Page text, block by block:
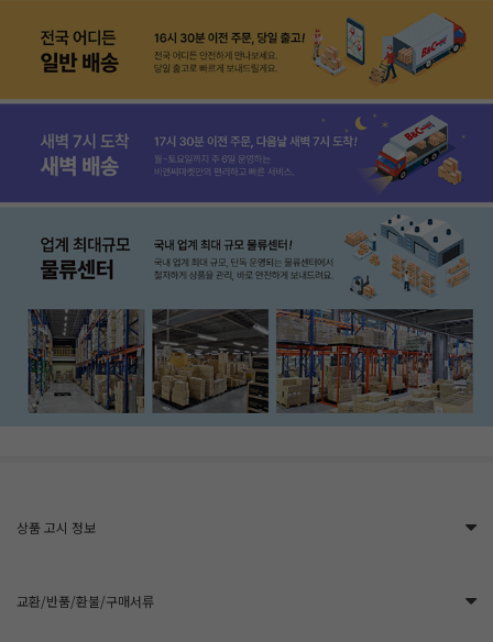
상품 고시 정보
교환/반품/환불/구매서류